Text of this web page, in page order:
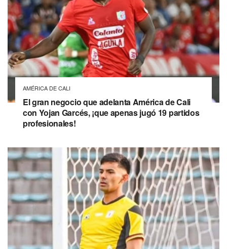
AMÉRICA DE CALI
El gran negocio que adelanta América de Cali
con Yojan Garcés, ¡que apenas jugó 19 partidos
profesionales!